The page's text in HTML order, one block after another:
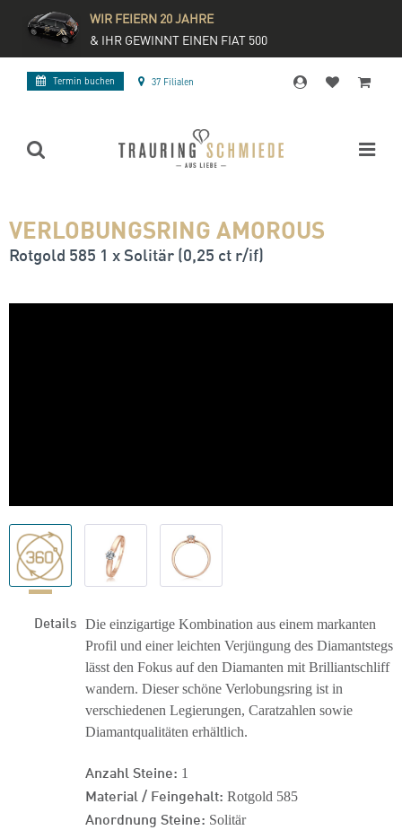
WIR FEIERN 20 JAHRE
& IHR GEWINNT EINEN FIAT 500
Termin buchen 37 Filialen
VERLOBUNGSRING AMOROUS
Rotgold 585 1 x Solitär (0,25 ct r/if)
Details Die einzigartige Kombination aus einem markanten
Profil und einer leichten Verjüngung des Diamantstegs
lässt den Fokus auf den Diamanten mit Brilliantschliff
wandern. Dieser schöne Verlobungsring ist in
verschiedenen Legierungen, Caratzahlen sowie
Diamantqualitäten erhältlich.
Anzahl Steine: 1
Material / Feingehalt: Rotgold 585
Anordnung Steine: Solitär